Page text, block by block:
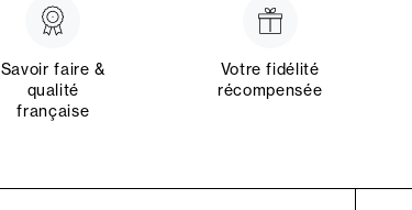
Savoir faire &
qualité
française
Votre fidélité
récompensée